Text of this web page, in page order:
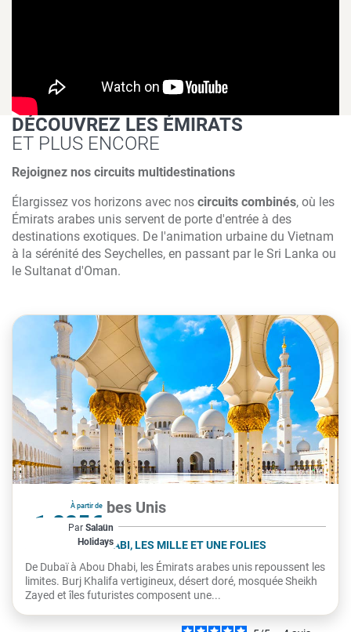
DÉCOUVREZ LES ÉMIRATS
ET PLUS ENCORE
Rejoignez nos circuits multidestinations
Élargissez vos horizons avec nos circuits combinés, où les
Émirats arabes unis servent de porte d'entrée à des
destinations exotiques. De l'animation urbaine du Vietnam
à la sérénité des Seychelles, en passant par le Sri Lanka ou
le Sultanat d'Oman.
À partir de
1 825€
par personne
Par Salaün
Holidays
Émirats Arabes Unis
DUBAÏ ET ABU DHABI, LES MILLE ET UNE FOLIES
De Dubaï à Abou Dhabi, les Émirats arabes unis repoussent les
limites. Burj Khalifa vertigineux, désert doré, mosquée Sheikh
Zayed et îles futuristes composent une...